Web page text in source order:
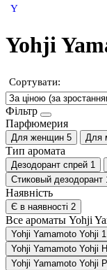
Y
Yohji
Сортувати:
Фільтр
Парфюмерия
Для женщин 5 Для
Тип аромата
Дезодорант спрей 1
Стиковый дезодорант
Наявність
Є в наявності 2
Все ароматы Yohji
Yohji Yamamoto Yohji 1
Yohji Yamamoto Yohji
Yohji Yamamoto Yohji